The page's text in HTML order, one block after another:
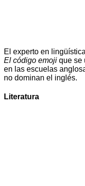
El experto en
El código emoji que se
en las escuelas
no dominan el inglés.
Literatura